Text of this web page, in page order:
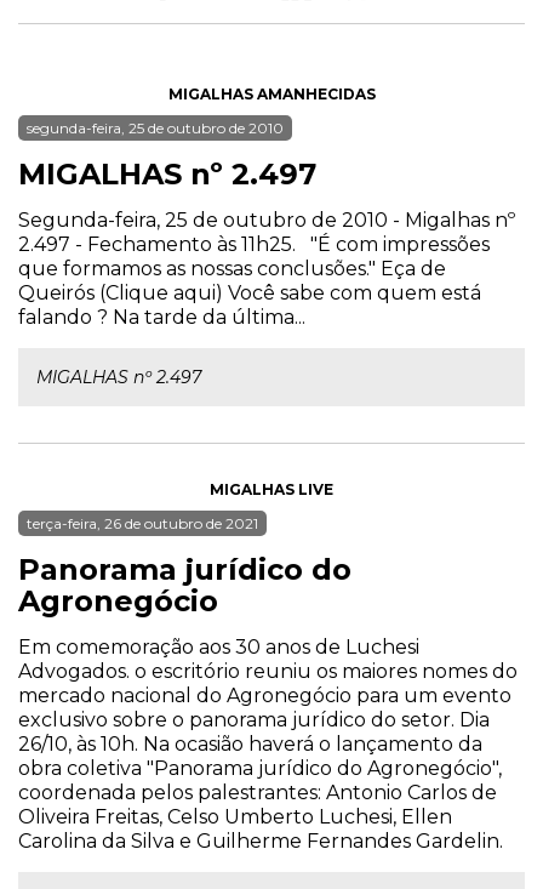
MIGALHAS AMANHECIDAS
segunda-feira, 25 de outubro de 2010
MIGALHAS nº 2.497
Segunda-feira, 25 de outubro de 2010 - Migalhas nº
2.497 - Fechamento às 11h25. "É com impressões
que formamos as nossas conclusões." Eça de
Queirós (Clique aqui) Você sabe com quem está
falando ? Na tarde da última...
MIGALHAS nº 2.497
MIGALHAS LIVE
terça-feira, 26 de outubro de 2021
Panorama jurídico do
Agronegócio
Em comemoração aos 30 anos de Luchesi
Advogados. o escritório reuniu os maiores nomes do
mercado nacional do Agronegócio para um evento
exclusivo sobre o panorama jurídico do setor. Dia
26/10, às 10h. Na ocasião haverá o lançamento da
obra coletiva "Panorama jurídico do Agronegócio",
coordenada pelos palestrantes: Antonio Carlos de
Oliveira Freitas, Celso Umberto Luchesi, Ellen
Carolina da Silva e Guilherme Fernandes Gardelin.